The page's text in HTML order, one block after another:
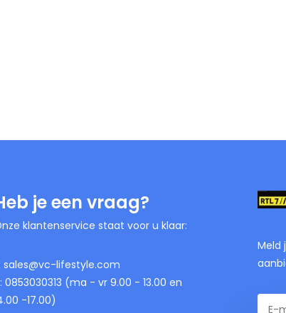
je een vraag?
klantenservice staat voor u klaar:
sales@vc-lifestyle.com
0853030313 (ma - vr 9.00 - 13.00 en
-17.00)
Meld